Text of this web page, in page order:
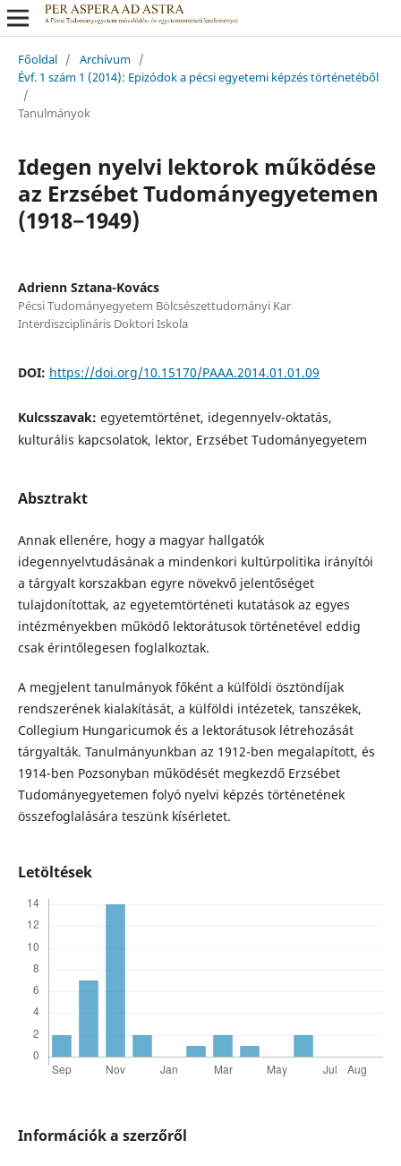
Főoldal / Archívum /
Évf. 1 szám 1 (2014): Epizódok a pécsi egyetemi képzés történetéből
/
Tanulmányok
Idegen nyelvi lektorok működése
az Erzsébet Tudományegyetemen
(1918−1949)
Adrienn Sztana-Kovács
Pécsi Tudományegyetem Bölcsészettudományi Kar
Interdiszciplináris Doktori Iskola
DOI: https://doi.org/10.15170/PAAA.2014.01.01.09
Kulcsszavak: egyetemtörténet, idegennyelv-oktatás,
kulturális kapcsolatok, lektor, Erzsébet Tudományegyetem
Absztrakt
Annak ellenére, hogy a magyar hallgatók
idegennyelvtudásának a mindenkori kultúrpolitika irányítói
a tárgyalt korszakban egyre növekvő jelentőséget
tulajdonítottak, az egyetemtörténeti kutatások az egyes
intézményekben működő lektorátusok történetével eddig
csak érintőlegesen foglalkoztak.
A megjelent tanulmányok főként a külföldi ösztöndíjak
rendszerének kialakítását, a külföldi intézetek, tanszékek,
Collegium Hungaricumok és a lektorátusok létrehozását
tárgyalták. Tanulmányunkban az 1912-ben megalapított, és
1914-ben Pozsonyban működését megkezdő Erzsébet
Tudományegyetemen folyó nyelvi képzés történetének
összefoglalására teszünk kísérletet.
Letöltések
Információk a szerzőről